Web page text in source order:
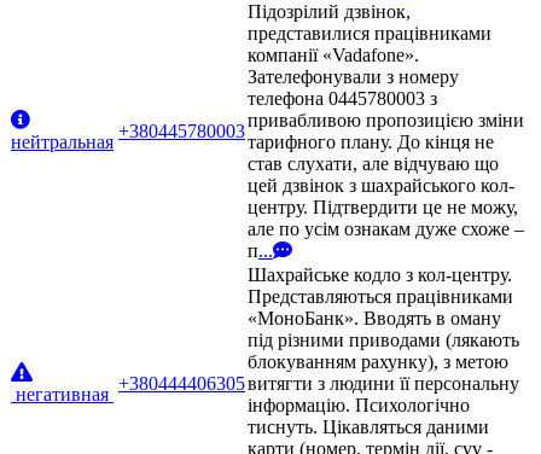
нейтральная
+380445780003
Підозрілий дзвінок,
представилися працівниками
компанії «Vadafone».
Зателефонували з номеру
телефона 0445780003 з
привабливою пропозицією зміни
тарифного плану. До кінця не
став слухати, але відчуваю що
цей дзвінок з шахрайського кол-
центру. Підтвердити це не можу,
але по усім ознакам дуже схоже –
п...
негативная
+380444406305
Шахрайське кодло з кол-центру.
Представляються працівниками
«МоноБанк». Вводять в оману
під різними приводами (лякають
блокуванням рахунку), з метою
витягти з людини її персональну
інформацію. Психологічно
тиснуть. Цікавляться даними
карти (номер, термін дії, cvv -